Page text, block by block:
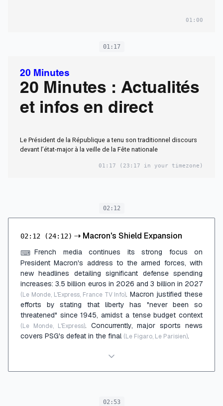
01:00
01:17
20 Minutes
20 Minutes : Actualités
et infos en direct
Le Président de la République a tenu son traditionnel discours
devant l’état-major à la veille de la Fête nationale
01:17 (23:17 in your timezone)
02:12
02:12 (24:12) ⇢ Macron's Shield Expansion
⌨ French media continues its strong focus on
President Macron's address to the armed forces, with
new headlines detailing significant defense spending
increases: 3.5 billion euros in 2026 and 3 billion in 2027
(Le Monde, L'Express, France TV Info). Macron justified these
efforts by stating that liberty has "never been so
threatened" since 1945, amidst a tense budget context
(Le Monde, L'Express). Concurrently, major sports news
covers PSG's defeat in the final (Le Figaro, Le Parisien).
02:53